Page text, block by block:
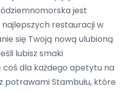
jest
restauracji w
się Twoją nową ulubioną
lubisz smaki
dla każdego apetytu na
potrawami Stambułu, które